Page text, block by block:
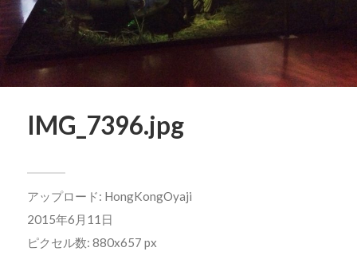
IMG_7396.jpg
アップロード: HongKongOyaji
2015年6月11日
ピクセル数: 880x657 px